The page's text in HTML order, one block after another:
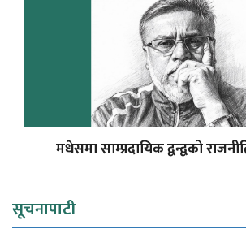
मधेसमा साम्प्रदायिक द्वन्द्वको
सूचनापाटी